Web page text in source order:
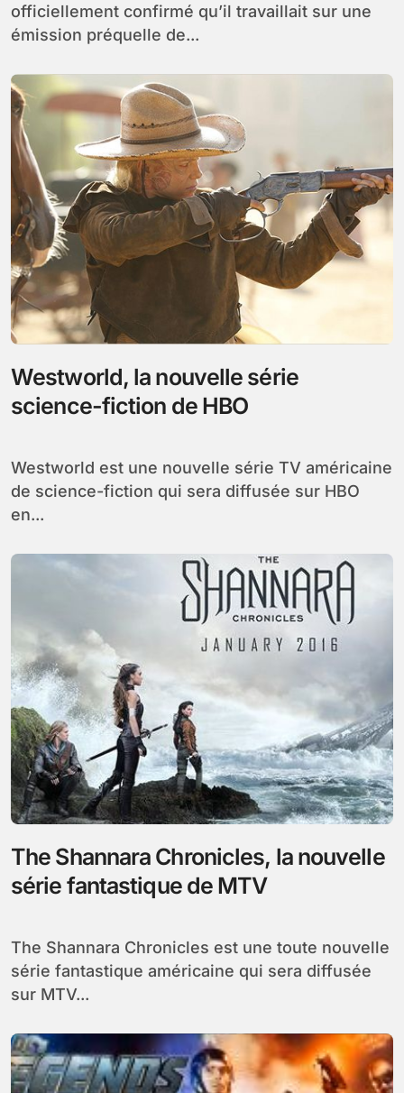
officiellement confirmé qu’il travaillait sur une
émission préquelle de...
Westworld, la nouvelle série
science-fiction de HBO
Westworld est une nouvelle série TV américaine
de science-fiction qui sera diffusée sur HBO
en...
The Shannara Chronicles, la nouvelle
série fantastique de MTV
The Shannara Chronicles est une toute nouvelle
série fantastique américaine qui sera diffusée
sur MTV...